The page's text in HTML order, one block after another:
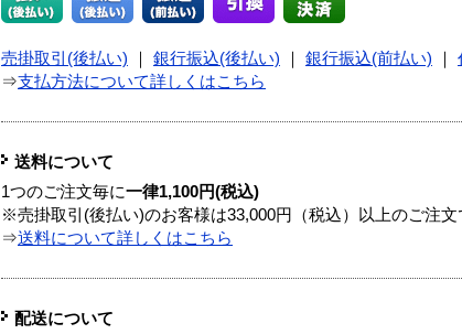
売掛取引(後払い) 銀行振込(後払い) 銀行振込(前払い)
⇒支払方法について詳しくはこちら
送料について
1つのご注文毎に一律1,100円(税込)
※売掛取引(後払い)のお客様は33,000円（税込）以上のご注文
⇒送料について詳しくはこちら
配送について